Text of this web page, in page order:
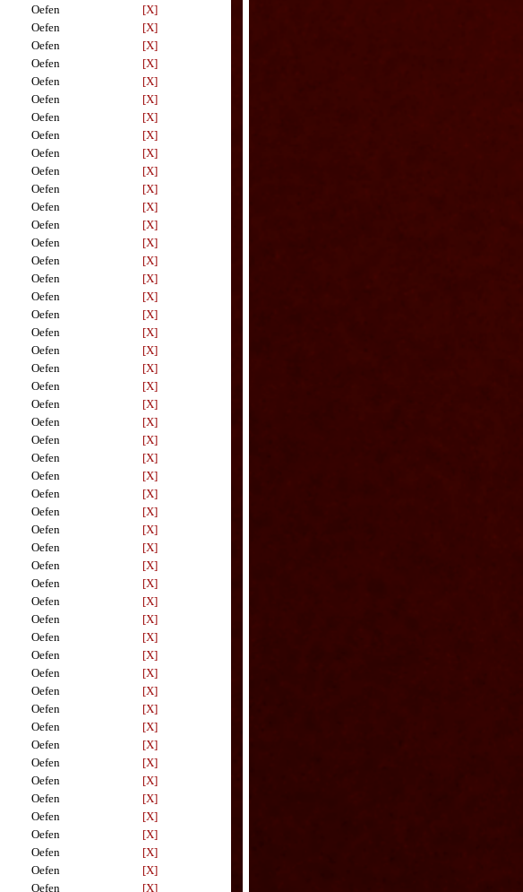
Oefen
[X]
Oefen
[X]
Oefen
[X]
Oefen
[X]
Oefen
[X]
Oefen
[X]
Oefen
[X]
Oefen
[X]
Oefen
[X]
Oefen
[X]
Oefen
[X]
Oefen
[X]
Oefen
[X]
Oefen
[X]
Oefen
[X]
Oefen
[X]
Oefen
[X]
Oefen
[X]
Oefen
[X]
Oefen
[X]
Oefen
[X]
Oefen
[X]
Oefen
[X]
Oefen
[X]
Oefen
[X]
Oefen
[X]
Oefen
[X]
Oefen
[X]
Oefen
[X]
Oefen
[X]
Oefen
[X]
Oefen
[X]
Oefen
[X]
Oefen
[X]
Oefen
[X]
Oefen
[X]
Oefen
[X]
Oefen
[X]
Oefen
[X]
Oefen
[X]
Oefen
[X]
Oefen
[X]
Oefen
[X]
Oefen
[X]
Oefen
[X]
Oefen
[X]
Oefen
[X]
Oefen
[X]
Oefen
[X]
Oefen [X]